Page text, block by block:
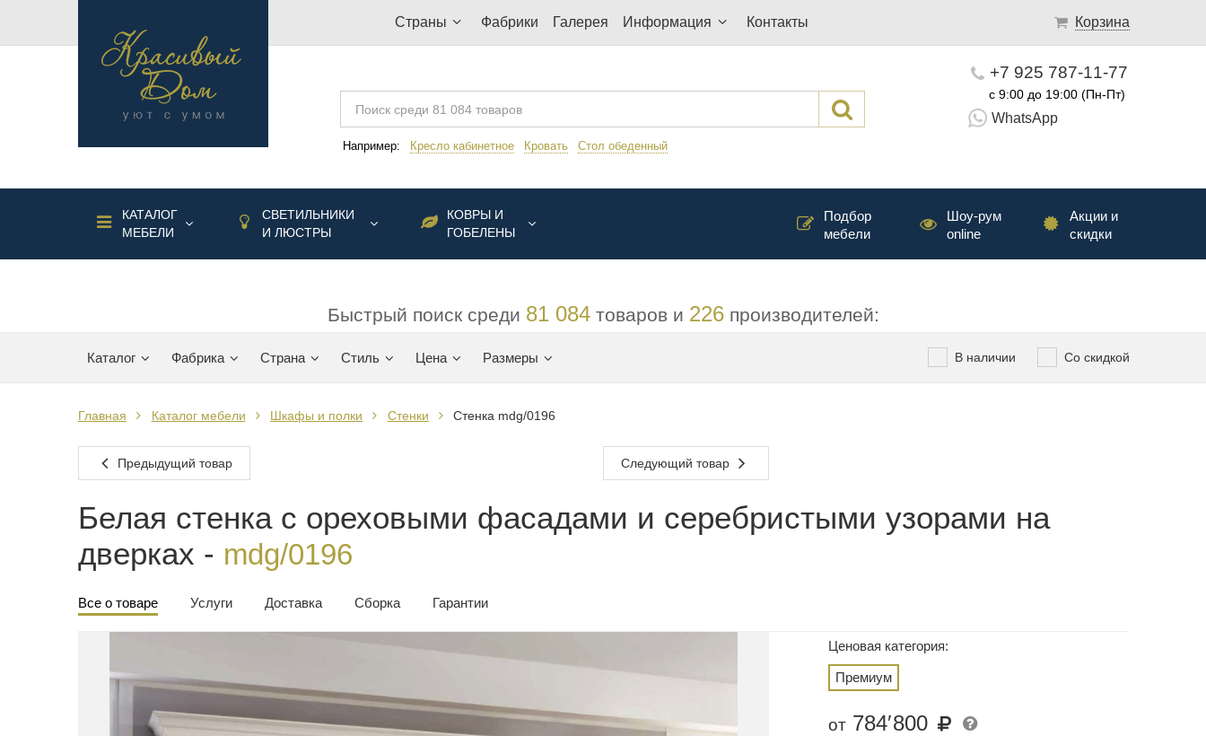
Страны Фабрики Галерея Информация Контакты Корзина
Например: Кресло кабинетное Кровать Стол обеденный
+7 925 787-11-77
с 9:00 до 19:00 (Пн-Пт)
WhatsApp
КАТАЛОГ
МЕБЕЛИ
СВЕТИЛЬНИКИ
И ЛЮСТРЫ
КОВРЫ И
ГОБЕЛЕНЫ
Акции и
скидки
Шоу-рум
online
Подбор
мебели
Быстрый поиск среди 81 084товаров и 226производителей:
Каталог Фабрика Страна Стиль Цена Размеры Со скидкой
В наличии
Главная Каталог мебели Шкафы и полки Стенки Стенка mdg/0196
Предыдущий товар Следующий товар
Белая стенка с ореховыми фасадами и серебристыми узорами на
дверках - mdg/0196
Все о товаре Услуги Доставка Сборка Гарантии
Ценовая категория:
Премиум
от 784′800